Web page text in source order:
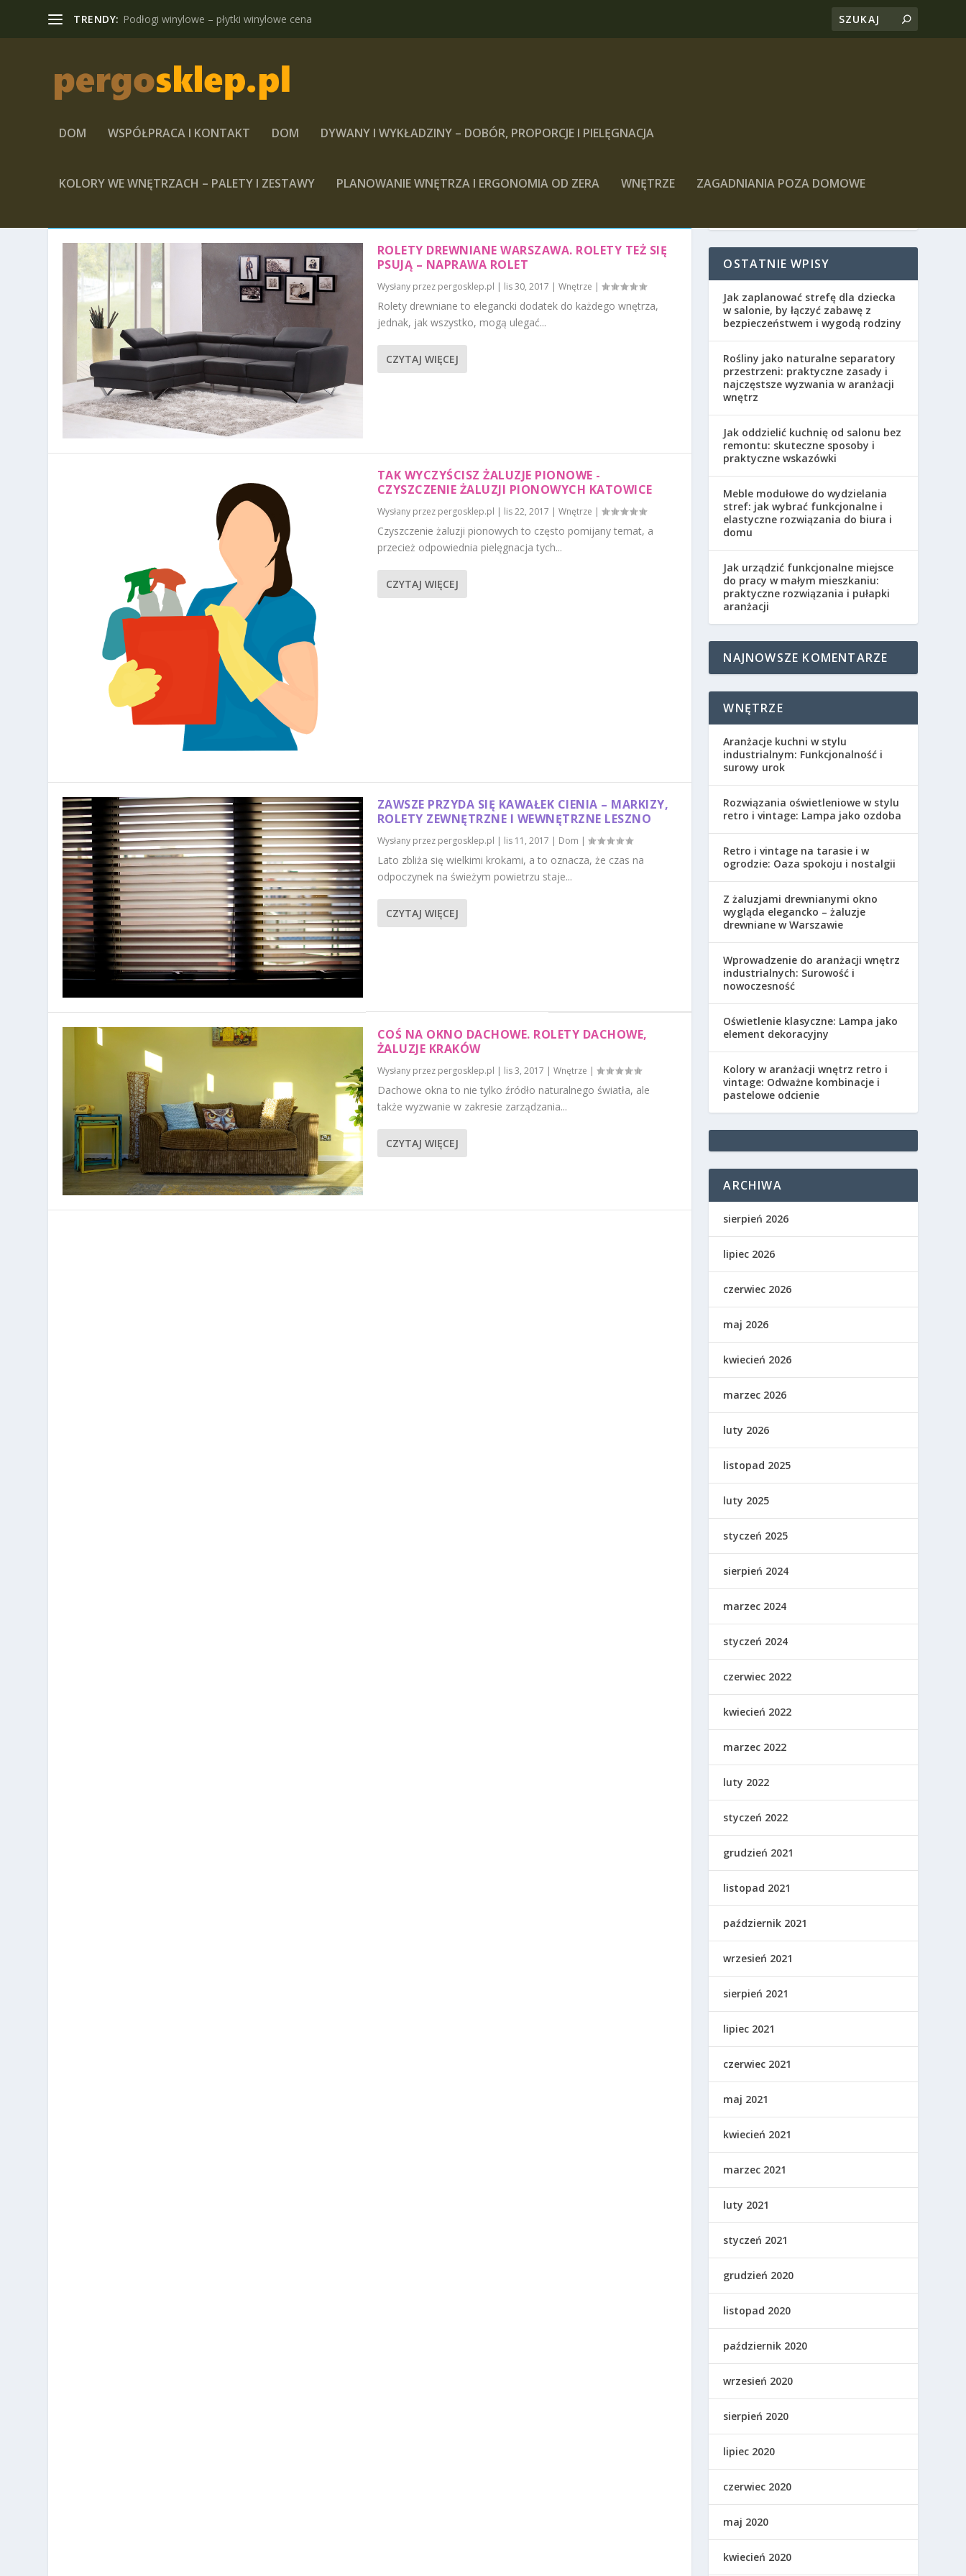
TRENDY: Podłogi winylowe – płytki winylowe cena
DOM WSPÓŁPRACA I KONTAKT DOM DYWANY I WYKŁADZINY – DOBÓR, PROPORCJE I PIELĘGNACJA
KOLORY WE WNĘTRZACH – PALETY I ZESTAWY PLANOWANIE WNĘTRZA I ERGONOMIA OD ZERA WNĘTRZE ZAGADNIANIA POZA DOMOWE
ROLETY DREWNIANE WARSZAWA. ROLETY TEŻ SIĘ
PSUJĄ – NAPRAWA ROLET
Wysłany przez pergosklep.pl | lis 30, 2017 | Wnętrze |
Rolety drewniane to elegancki dodatek do każdego wnętrza,
jednak, jak wszystko, mogą ulegać...
CZYTAJ WIĘCEJ
TAK WYCZYŚCISZ ŻALUZJE PIONOWE -
CZYSZCZENIE ŻALUZJI PIONOWYCH KATOWICE
Wysłany przez pergosklep.pl | lis 22, 2017 | Wnętrze |
Czyszczenie żaluzji pionowych to często pomijany temat, a
przecież odpowiednia pielęgnacja tych...
CZYTAJ WIĘCEJ
ZAWSZE PRZYDA SIĘ KAWAŁEK CIENIA – MARKIZY,
ROLETY ZEWNĘTRZNE I WEWNĘTRZNE LESZNO
Wysłany przez pergosklep.pl | lis 11, 2017 | Dom |
Lato zbliża się wielkimi krokami, a to oznacza, że czas na
odpoczynek na świeżym powietrzu staje...
CZYTAJ WIĘCEJ
COŚ NA OKNO DACHOWE. ROLETY DACHOWE,
ŻALUZJE KRAKÓW
Wysłany przez pergosklep.pl | lis 3, 2017 | Wnętrze |
Dachowe okna to nie tylko źródło naturalnego światła, ale
także wyzwanie w zakresie zarządzania...
CZYTAJ WIĘCEJ
OSTATNIE WPISY
Jak zaplanować strefę dla dziecka
w salonie, by łączyć zabawę z
bezpieczeństwem i wygodą rodziny
Rośliny jako naturalne separatory
przestrzeni: praktyczne zasady i
najczęstsze wyzwania w aranżacji
wnętrz
Jak oddzielić kuchnię od salonu bez
remontu: skuteczne sposoby i
praktyczne wskazówki
Meble modułowe do wydzielania
stref: jak wybrać funkcjonalne i
elastyczne rozwiązania do biura i
domu
Jak urządzić funkcjonalne miejsce
do pracy w małym mieszkaniu:
praktyczne rozwiązania i pułapki
aranżacji
NAJNOWSZE KOMENTARZE
WNĘTRZE
Aranżacje kuchni w stylu
industrialnym: Funkcjonalność i
surowy urok
Rozwiązania oświetleniowe w stylu
retro i vintage: Lampa jako ozdoba
Retro i vintage na tarasie i w
ogrodzie: Oaza spokoju i nostalgii
Z żaluzjami drewnianymi okno
wygląda elegancko – żaluzje
drewniane w Warszawie
Wprowadzenie do aranżacji wnętrz
industrialnych: Surowość i
nowoczesność
Oświetlenie klasyczne: Lampa jako
element dekoracyjny
Kolory w aranżacji wnętrz retro i
vintage: Odważne kombinacje i
pastelowe odcienie
ARCHIWA
sierpień 2026
lipiec 2026
czerwiec 2026
maj 2026
kwiecień 2026
marzec 2026
luty 2026
listopad 2025
luty 2025
styczeń 2025
sierpień 2024
marzec 2024
styczeń 2024
czerwiec 2022
kwiecień 2022
marzec 2022
luty 2022
styczeń 2022
grudzień 2021
listopad 2021
październik 2021
wrzesień 2021
sierpień 2021
lipiec 2021
czerwiec 2021
maj 2021
kwiecień 2021
marzec 2021
luty 2021
styczeń 2021
grudzień 2020
listopad 2020
październik 2020
wrzesień 2020
sierpień 2020
lipiec 2020
czerwiec 2020
maj 2020
kwiecień 2020